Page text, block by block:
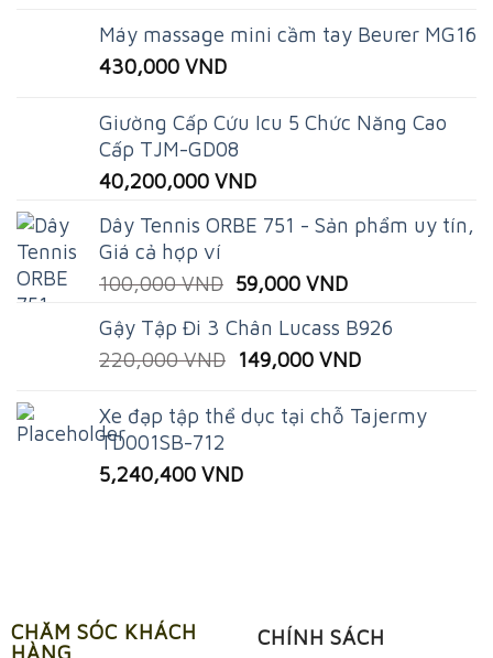
Máy massage mini cầm tay Beurer MG16
430,000 VND
Giường Cấp Cứu Icu 5 Chức Năng Cao
Cấp TJM-GD08
40,200,000 VND
Dây Tennis ORBE 751 - Sản phẩm uy tín,
Giá cả hợp ví
100,000VND Original
was:
100,000 VND.
59,000 VNDCurrent
is:
59,000 VND.
Gậy Tập Đi 3 Chân Lucass B926
220,000VND Original
was:
149,000 VNDCurrent
is:
Xe đạp tập thể dục tại chỗ Tajermy
TD001SB-712
5,240,400 VND
CHĂM SÓC KHÁCH
HÀNG
CHÍNH SÁCH